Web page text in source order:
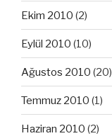
Ekim 2010 (2)
Eylül 2010 (10)
Ağustos 2010 (20)
Temmuz 2010 (1)
Haziran 2010 (2)